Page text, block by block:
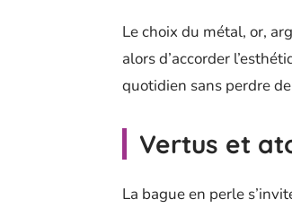
Le choix du métal, or,
alors d’accorder
quotidien sans perdre
Vertus et
La bague en perle